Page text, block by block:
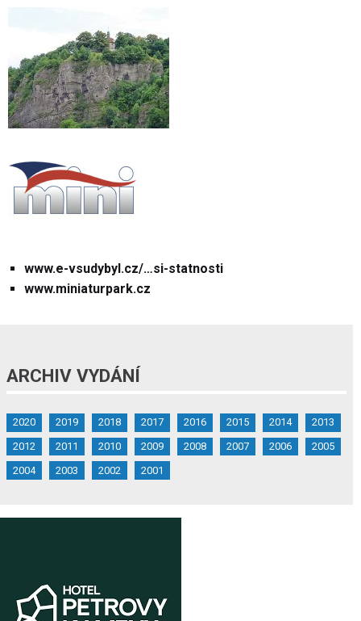
www.e-vsudybyl.cz/…si-statnosti
www.miniaturpark.cz
ARCHIV VYDÁNÍ
2020 2019 2018 2017 2016 2015 2014
2013
2012
2011 2010 2009 2008 2007 2006
2005
2004
2003 2002 2001